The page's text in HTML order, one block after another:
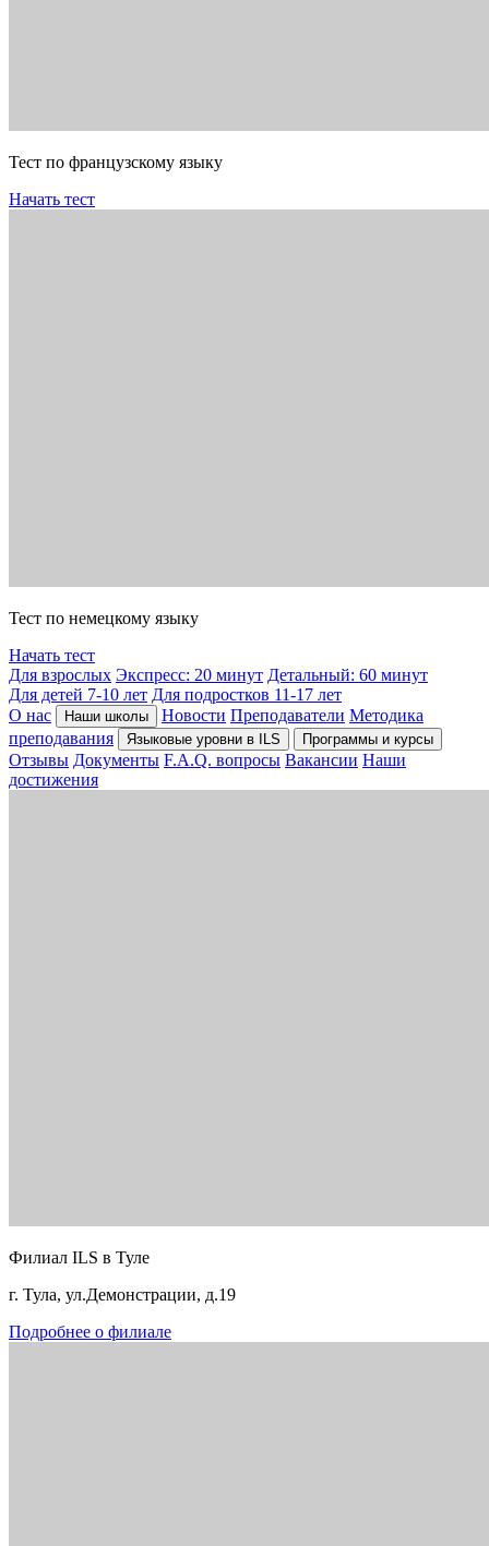
Тест по французскому языку
Начать тест
Тест по немецкому языку
Начать тест
Для взрослых Экспресс: 20 минут Детальный: 60 минут
Для детей 7-10 лет Для подростков 11-17 лет
О нас
Наши школы Новости Преподаватели Методика
преподавания
Языковые уровни в ILS Программы и курсы
Отзывы Документы F.A.Q. вопросы Вакансии Наши
достижения
Филиал ILS в Туле
г. Тула, ул.Демонстрации, д.19
Подробнее о филиале